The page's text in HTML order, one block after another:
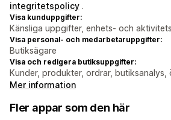
integritetspolicy .
Visa kunduppgifter:
Känsliga uppgifter, enhets- och
Visa personal- och medarbetaruppgifter:
Butiksägare
Visa och redigera butiksuppgifter:
Kunder, produkter, ordrar,
Mer information
Fler appar som den här